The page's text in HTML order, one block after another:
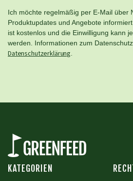
Ich möchte regelmäßig per E-Mail über
Produktupdates und Angebote
ist kostenlos und die Einwilligung kann
werden. Informationen zum
Datenschutzerklärung.
KATEGORIEN